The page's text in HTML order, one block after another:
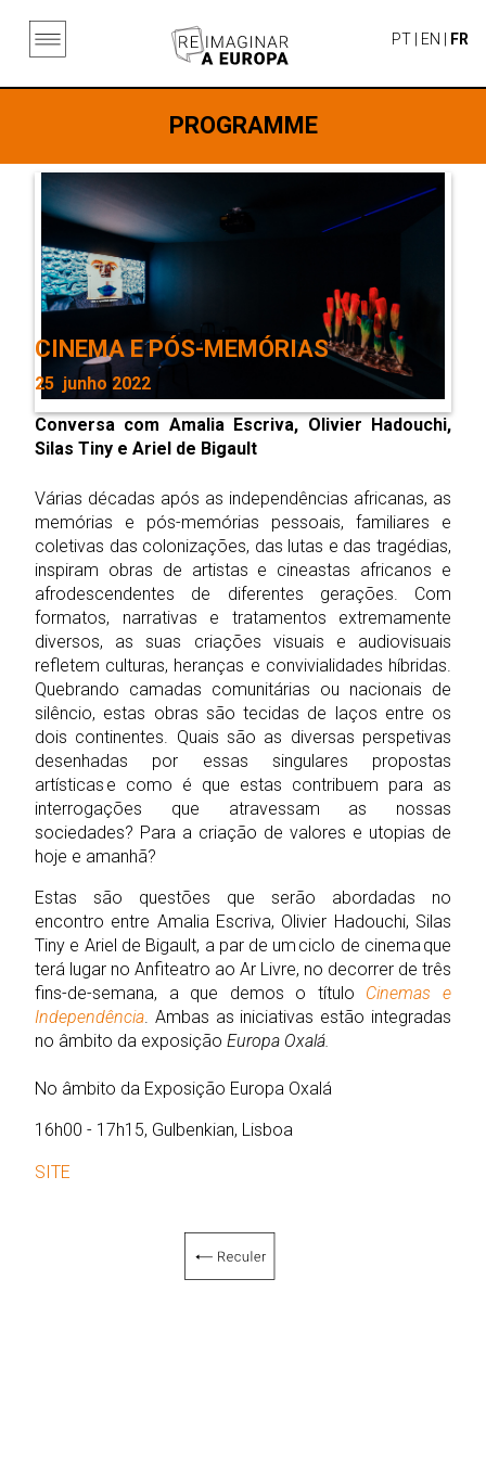
PT| EN FR
PROGRAMME
CINEMA E PÓS-MEMÓRIAS
25 junho 2022
Conversa com Amalia Escriva, Olivier Hadouchi,
Silas Tiny e Ariel de Bigault
Várias décadas após as independências africanas, as
memórias e pós-memórias pessoais, familiares e
coletivas das colonizações, das lutas e das tragédias,
inspiram obras de artistas e cineastas africanos e
afrodescendentes de diferentes gerações. Com
formatos, narrativas e tratamentos extremamente
diversos, as suas criações visuais e audiovisuais
refletem culturas, heranças e convivialidades híbridas.
Quebrando camadas comunitárias ou nacionais de
silêncio, estas obras são tecidas de laços entre os
dois continentes. Quais são as diversas perspetivas
desenhadas por essas singulares propostas
artísticas e como é que estas contribuem para as
interrogações que atravessam as nossas
sociedades? Para a criação de valores e utopias de
hoje e amanhã?
Estas são questões que serão abordadas no
encontro entre Amalia Escriva, Olivier Hadouchi, Silas
Tiny e Ariel de Bigault, a par de um ciclo de cinema que
terá lugar no Anfiteatro ao Ar Livre, no decorrer de três
fins-de-semana, a que demos o título Cinemas e
Independência. Ambas as iniciativas estão integradas
no âmbito da exposição Europa Oxalá.
No âmbito da Exposição Europa Oxalá
16h00 - 17h15, Gulbenkian, Lisboa
SITE